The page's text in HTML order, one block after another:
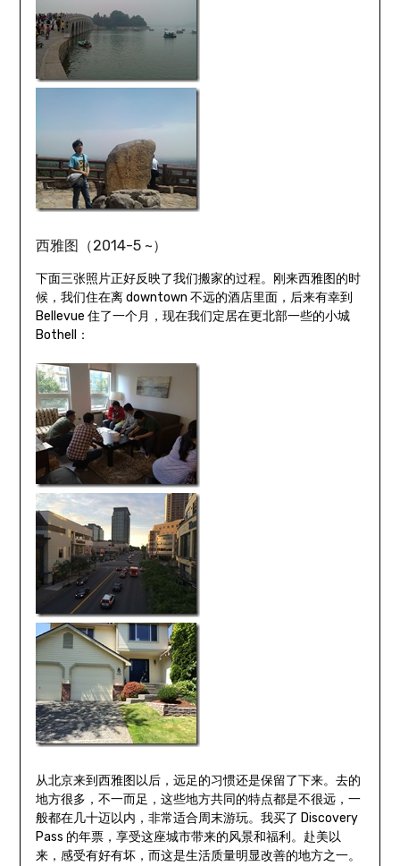
西雅图（2014-5 ~）
下面三张照片正好反映了我们搬家的过程。刚来西雅图的时
候，我们住在离 downtown 不远的酒店里面，后来有幸到
Bellevue 住了一个月，现在我们定居在更北部一些的小城
Bothell：
从北京来到西雅图以后，远足的习惯还是保留了下来。去的
地方很多，不一而足，这些地方共同的特点都是不很远，一
般都在几十迈以内，非常适合周末游玩。我买了 Discovery
Pass 的年票，享受这座城市带来的风景和福利。赴美以
来，感受有好有坏，而这是生活质量明显改善的地方之一。